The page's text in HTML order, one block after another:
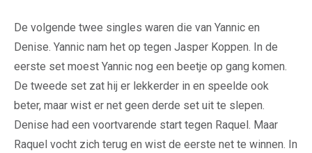
De volgende twee singles waren die van Yannic en
Denise. Yannic nam het op tegen Jasper Koppen. In de
eerste set moest Yannic nog een beetje op gang komen.
De tweede set zat hij er lekkerder in en speelde ook
beter, maar wist er net geen derde set uit te slepen.
Denise had een voortvarende start tegen Raquel. Maar
Raquel vocht zich terug en wist de eerste net te winnen. In